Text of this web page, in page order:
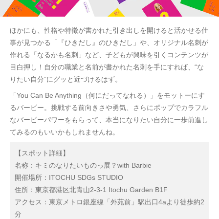
ほかにも、性格や特徴が書かれた引き出しを開けると活かせる仕
事が見つかる「『ひきだし』のひきだし」や、オリジナル名刺が
作れる「なるかも名刺」など、子どもが興味を引くコンテンツが
目白押し！自分の職業と名前が書かれた名刺を手にすれば、“な
りたい自分”にグッと近づけるはず。
「You Can Be Anything（何にだってなれる）」をモットーにす
るバービー。挑戦する前向きさや勇気、さらにポップでカラフル
なバービーパワーをもらって、本当になりたい自分に一歩前進し
てみるのもいいかもしれませんね。
【スポット詳細】
名称：キミのなりたいものっ展？with Barbie
開催場所：ITOCHU SDGs STUDIO
住所：東京都港区北青山2-3-1 Itochu Garden B1F
アクセス：東京メトロ銀座線「外苑前」駅出口4aより徒歩約2
分